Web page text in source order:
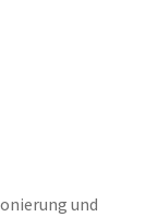
und